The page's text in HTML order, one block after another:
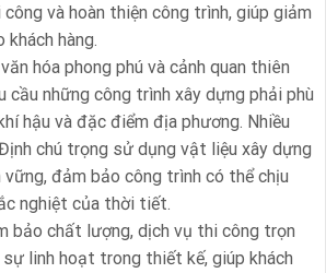
và hoàn thiện công trình, giúp giảm
khách hàng.
hóa phong phú và cảnh quan thiên
cầu những công trình xây dựng phải phù
hậu và đặc điểm địa phương. Nhiều
chú trọng sử dụng vật liệu xây dựng
đảm bảo công trình có thể chịu
nghiệt của thời tiết.
bảo chất lượng, dịch vụ thi công trọn
linh hoạt trong thiết kế, giúp khách